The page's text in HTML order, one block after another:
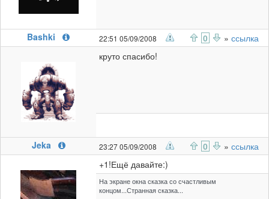
Bashki 22:51 05/09/2008 0 » ссылка
круто спасибо!
Jeka 23:27 05/09/2008 0 » ссылка
+1!Ещё давайте:)
На экране окна сказка со счастливым
концом...Странная сказка...